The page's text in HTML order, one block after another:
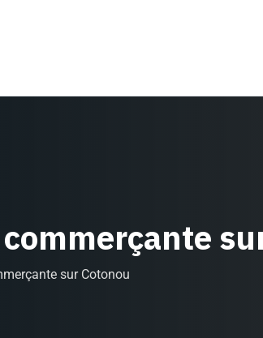
sur Cotonou